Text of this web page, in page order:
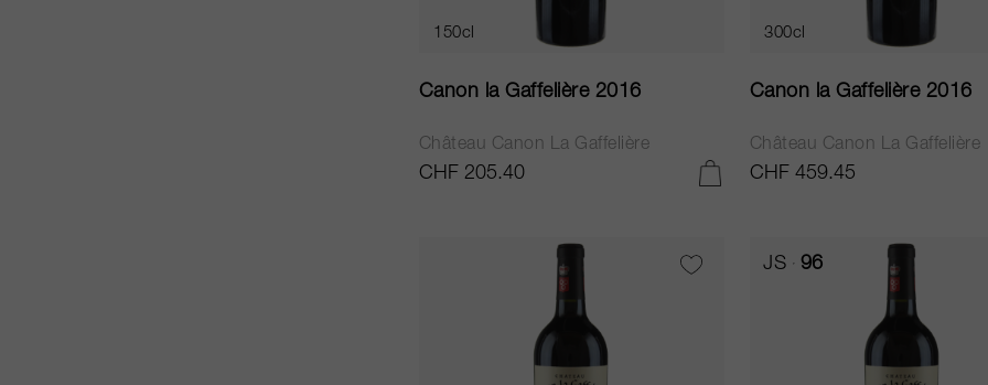
150cl
Canon la Gaffelière 2016
Château Canon La Gaffelière
CHF 205.40
300cl
Canon la Gaffelière 2016
Château Canon La Gaffelière
CHF 459.45
JS 96